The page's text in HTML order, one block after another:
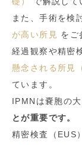
また、手術を検
が高い所見 をご
経過観察や精密
懸念される所
ています。
IPMNは嚢胞の
とが重要です。
精密検査（EUS